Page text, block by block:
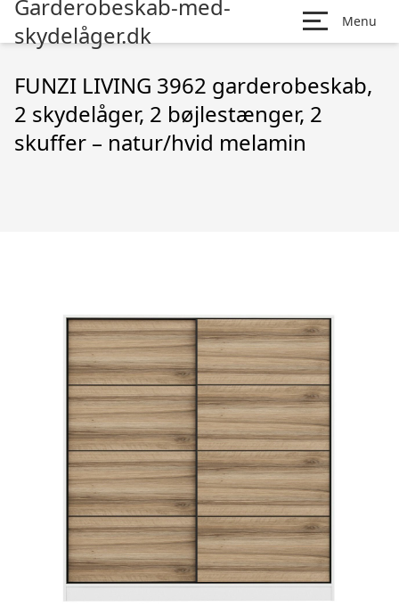
Garderobeskab-med-
skydelåger.dk
Menu
FUNZI LIVING 3962 garderobeskab,
2 skydelåger, 2 bøjlestænger, 2
skuffer – natur/hvid melamin